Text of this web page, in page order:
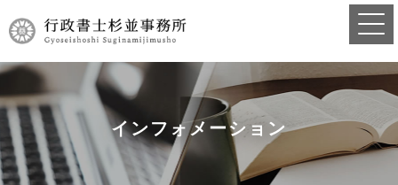
インフォメーション